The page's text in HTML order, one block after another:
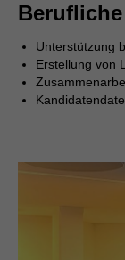
Unterstützung
Erstellung von